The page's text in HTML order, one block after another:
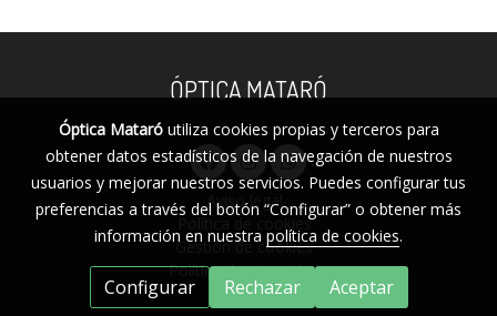
ÓPTICA MATARÓ
Aviso legal
Política de cookies
Gestión de cookies
Política de privacidad
Óptica Mataróutiliza cookies propias y terceros para
obtener datos estadísticos de la navegación de nuestros
usuarios y mejorar nuestros servicios. Puedes configurar tus
preferencias a través del botón “Configurar” o obtener más
información en nuestra política de cookies.
Configurar Rechazar Aceptar